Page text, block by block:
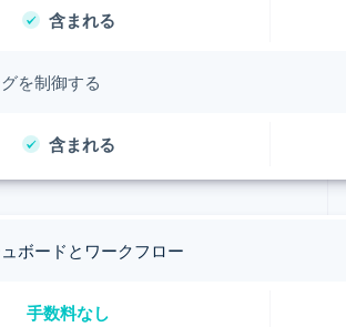
含まれる
を制御する
含まれる
ボードとワークフロー
手数料なし